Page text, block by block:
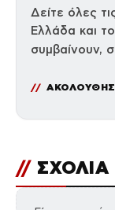
Δείτε όλες
Ελλάδα και
συμβαίνουν,
// ΣΧΟΛΙΑ